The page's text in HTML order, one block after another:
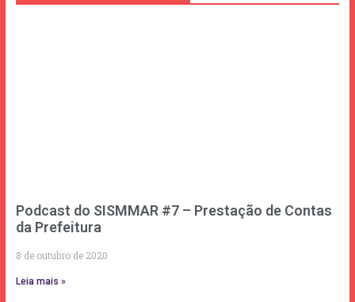
Podcast do SISMMAR #7 – Prestação de Contas
da Prefeitura
8 de outubro de 2020
Leia mais »